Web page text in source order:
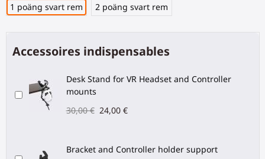
1 poäng svart rem
2 poäng svart rem
Accessoires indispensables
Desk Stand for VR Headset and Controller
mounts
30,00 € 24,00 €
Bracket and Controller holder support